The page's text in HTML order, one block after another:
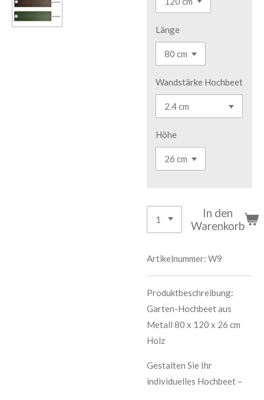
Länge
Wandstärke Hochbeet
Höhe
In den
Warenkorb
Artikelnummer: W9
Produktbeschreibung:
Garten-Hochbeet aus
Metall 80 x 120 x 26 cm
Holz
Gestalten Sie Ihr
individuelles Hochbeet –